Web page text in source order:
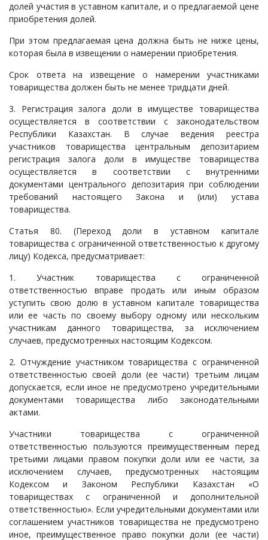
долей участия в уставном капитале, и о предлагаемой цене
приобретения долей.
При этом предлагаемая цена должна быть не ниже цены,
которая была в извещении о намерении приобретения.
Срок ответа на извещение о намерении участниками
товарищества должен быть не менее тридцати дней.
3. Регистрация залога доли в имуществе товарищества
осуществляется в соответствии с законодательством
Республики Казахстан. В случае ведения реестра
участников товарищества центральным депозитарием
регистрация залога доли в имуществе товарищества
осуществляется в соответствии с внутренними
документами центрального депозитария при соблюдении
требований настоящего Закона и (или) устава
товарищества.
Статья 80. (Переход доли в уставном капитале
товарищества с ограниченной ответственностью к другому
лицу) Кодекса, предусматривает:
1. Участник товарищества с ограниченной
ответственностью вправе продать или иным образом
уступить свою долю в уставном капитале товарищества
или ее часть по своему выбору одному или нескольким
участникам данного товарищества, за исключением
случаев, предусмотренных настоящим Кодексом.
2. Отчуждение участником товарищества с ограниченной
ответственностью своей доли (ее части) третьим лицам
допускается, если иное не предусмотрено учредительными
документами товарищества либо законодательными
актами.
Участники товарищества с ограниченной
ответственностью пользуются преимущественным перед
третьими лицами правом покупки доли или ее части, за
исключением случаев, предусмотренных настоящим
Кодексом и Законом Республики Казахстан «О
товариществах с ограниченной и дополнительной
ответственностью». Если учредительными документами или
соглашением участников товарищества не предусмотрено
иное, преимущественное право покупки доли (ее части)